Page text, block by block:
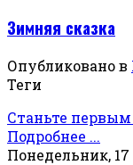
Зимняя сказка
Опубликовано в
Теги
Станьте
Подробнее ...
Понедельник, 17